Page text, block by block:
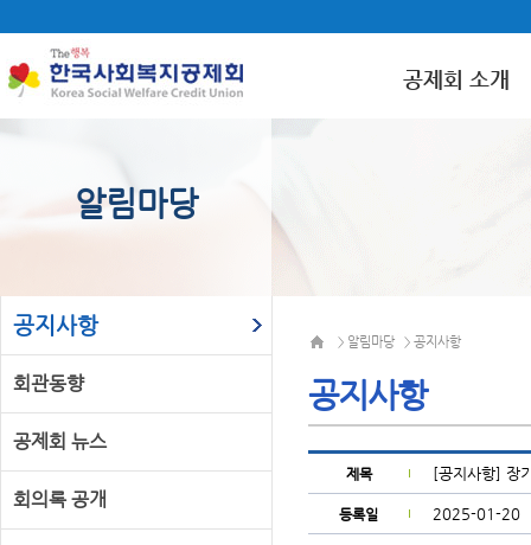
공제회 소개
알림마당
공지사항
회관동향
공제회 뉴스
회의록 공개
> 알림마당 > 공지사항
공지사항
제목 [공지사항] 장
등록일 2025-01-20